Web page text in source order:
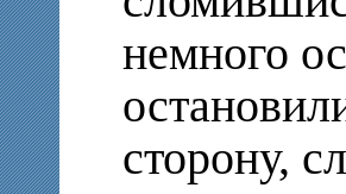
немного
сторону,